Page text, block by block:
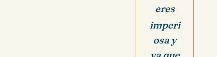
eres
imperi
osa y